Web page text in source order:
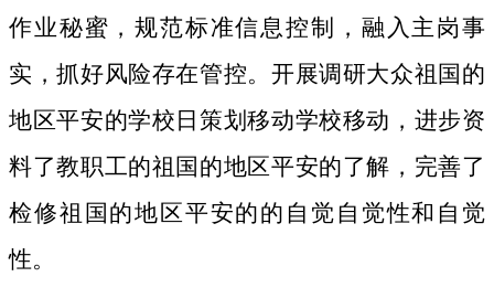
作业秘蜜，规范标准信息控制，融入主岗事
实，抓好风险存在管控。开展调研大众祖国的
地区平安的学校日策划移动学校移动，进步资
料了教职工的祖国的地区平安的了解，完善了
检修祖国的地区平安的的自觉自觉性和自觉
性。